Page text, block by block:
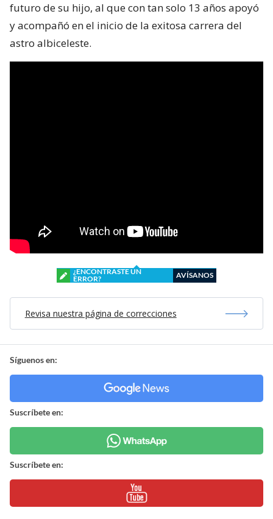
futuro de su hijo, al que con tan solo 13 años apoyó
y acompañó en el inicio de la exitosa carrera del
astro albiceleste.
¿ENCONTRASTE UN
ERROR?
AVÍSANOS
Revisa nuestra página de correcciones
Síguenos en:
Suscríbete en:
Suscríbete en: